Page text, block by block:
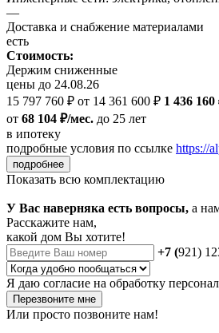
—
Доставка и снабжение материалами
есть
Стоимость:
Держим сниженные
цены до 24.08.26
15 797 760 ₽ от 14 361 600 ₽ 1 436 160
от 68 104 ₽/мес. до 25 лет
в ипотеку
подробные условия по ссылке https://
подробнее
Показать всю комплектацию
У Вас наверняка есть вопросы, а
Расскажите нам,
какой дом Вы хотите!
+7 (921)
Я даю согласие на обработку
Перезвоните мне
Или просто позвоните нам!